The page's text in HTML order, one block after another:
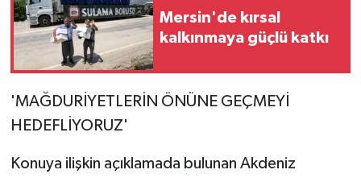
Mersin'de kırsal
kalkınmaya güçlü katkı
'MAĞDURİYETLERİN ÖNÜNE GEÇMEYİ
HEDEFLİYORUZ'
Konuya ilişkin açıklamada bulunan Akdeniz